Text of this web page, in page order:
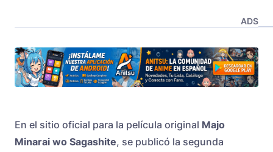
ADS
En el sitio oficial para la película original Majo
Minarai wo Sagashite, se publicó la segunda